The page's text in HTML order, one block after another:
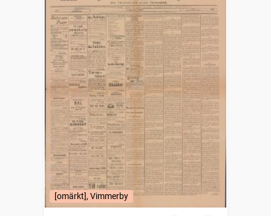
[omärkt], Vimmerby